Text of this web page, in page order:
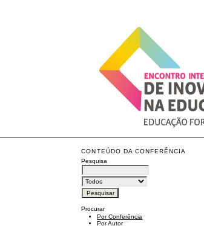
CONTEÚDO DA CONFERÊNCIA
Pesquisa
Procurar
Por Conferência
Por Autor